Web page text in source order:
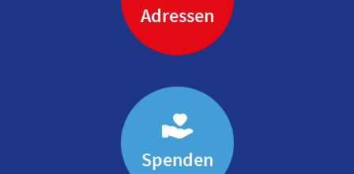
Adressen
Spenden